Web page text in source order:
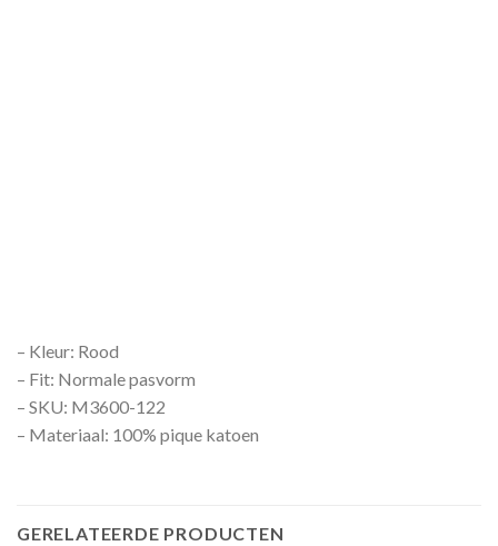
– Kleur: Rood
– Fit: Normale pasvorm
– SKU: M3600-122
– Materiaal: 100% pique katoen
GERELATEERDE PRODUCTEN